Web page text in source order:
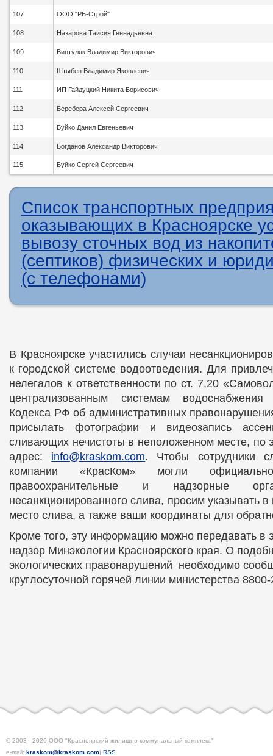
107 ООО "РБ-Строй"
108 Назарова Таисия Геннадьевна
109 Винтуляк Владимир Викторович
110 Штыбен Владимир Яковлевич
111 ИП Гайдуцкий Никита Борисович
112 Беребера Алексей Сергеевич
113 Буйко Данил Евгеньевич
114 Богданов Александр Викторович
115 Буйко Сергей Сергеевич
Список транспортных
оказывающих в Красноярске
вывозу сточных вод из
(септиков) физических и
(с телефонами)
В Красноярске участились случаи
к городской системе водоотведения. Для
нелегалов к ответственности по ст. 7.20
централизованным системам
Кодекса РФ об административных
присылать фотографии и видеозапись
сливающих нечистоты в неположенном месте, по
адрес: info@kraskom.com. Чтобы сотрудники
компании «КрасКом» могли
правоохранительные и надзорные
несанкционированного слива, просим указывать
место слива, а также ваши координаты для
Кроме того, эту информацию можно передавать в
надзор Минэкологии Красноярского края. О
экологических правонарушений необходимо
круглосуточной горячей линии министерства
© 2003 - 2026 ООО "Красноярский жилищно-коммунальный комплекс"
e-mail: kraskom@kraskom.com| RSS